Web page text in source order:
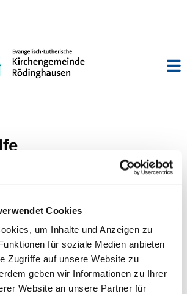
Cookies
um Inhalte und Anzeigen zu
für soziale Medien anbieten
Zugriffe auf unsere Website zu
geben wir Informationen zu Ihrer
Website an unsere Partner für